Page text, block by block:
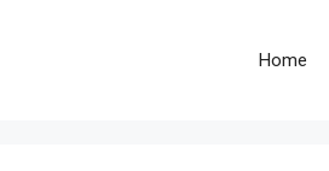
Home